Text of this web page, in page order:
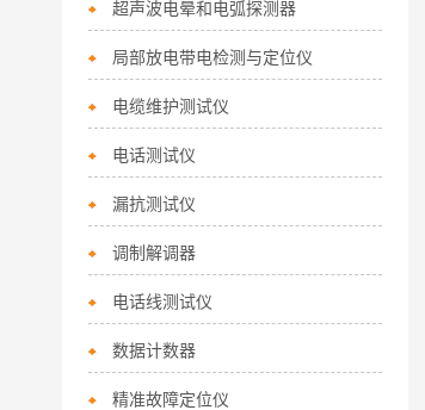
超声波电晕和电弧探测器
局部放电带电检测与定位仪
电缆维护测试仪
电话测试仪
漏抗测试仪
调制解调器
电话线测试仪
数据计数器
精准故障定位仪